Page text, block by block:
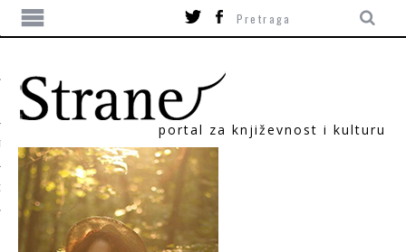
portal za književnost i kulturu